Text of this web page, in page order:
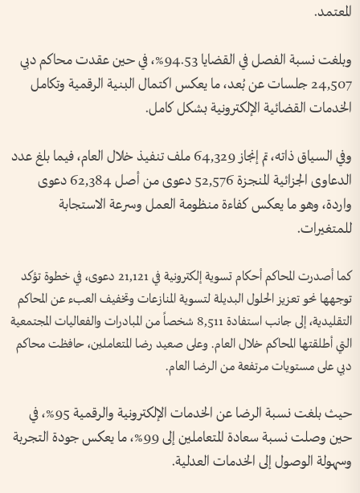
المعتمد.
وبلغت نسبة الفصل في القضايا 94.53%، في حين عقدت محاكم دبي
24,507 جلسات عن بُعد، ما يعكس اكتمال البنية الرقمية وتكامل
الخدمات القضائية الإلكترونية بشكل كامل.
وفي السياق ذاته، تم إنجاز 64,329 ملف تنفيذ خلال العام، فيما بلغ عدد
الدعاوى الجزائية المنجزة 52,576 دعوى من أصل 62,384 دعوى
واردة، وهو ما يعكس كفاءة منظومة العمل وسرعة الاستجابة
للمتغيرات.
كما أصدرت المحاكم أحكام تسوية إلكترونية في 21,121 دعوى، في خطوة تؤكد
توجهها نحو تعزيز الحلول البديلة لتسوية المنازعات وتخفيف العبء عن المحاكم
التقليدية، إلى جانب استفادة 8,511 شخصاً من المبادرات والفعاليات المجتمعية
التي أطلقتها المحاكم خلال العام. وعلى صعيد رضا المتعاملين، حافظت محاكم
دبي على مستويات مرتفعة من الرضا العام.
حيث بلغت نسبة الرضا عن الخدمات الإلكترونية والرقمية 95%، في
حين وصلت نسبة سعادة المتعاملين إلى 99%، ما يعكس جودة التجربة
وسهولة الوصول إلى الخدمات العدلية.